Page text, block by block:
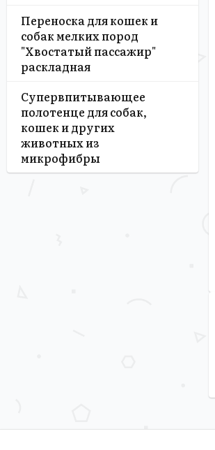
Переноска для кошек и
собак мелких пород
"Хвостатый пассажир"
раскладная
Супервпитывающее
полотенце для собак,
кошек и других
животных из
микрофибры